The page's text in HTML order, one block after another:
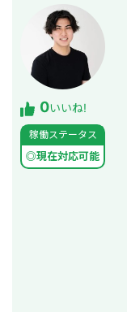
0いいね!
稼働ステータス
◎現在対応可能